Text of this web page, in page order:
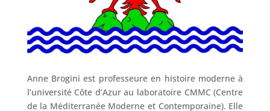
Anne Brogini est professeure en histoire moderne à
l’université Côte d’Azur au laboratoire CMMC (Centre
de la Méditerranée Moderne et Contemporaine). Elle